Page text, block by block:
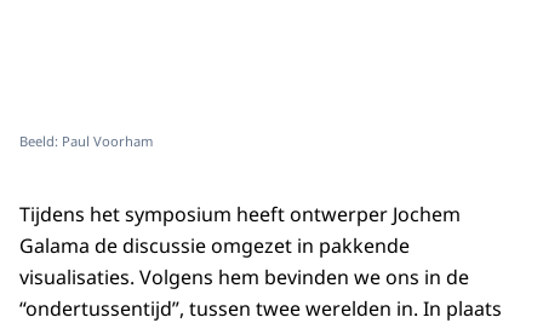
Beeld: Paul Voorham
Tijdens het symposium heeft ontwerper Jochem
Galama de discussie omgezet in pakkende
visualisaties. Volgens hem bevinden we ons in de
“ondertussentijd”, tussen twee werelden in. In plaats